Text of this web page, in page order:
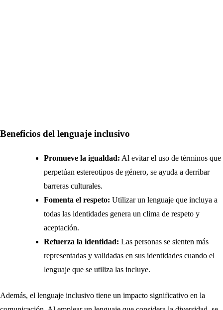
Beneficios del lenguaje inclusivo
Promueve la igualdad: Al evitar el uso de términos que
perpetúan estereotipos de género, se ayuda a derribar
barreras culturales.
Fomenta el respeto: Utilizar un lenguaje que incluya a
todas las identidades genera un clima de respeto y
aceptación.
Refuerza la identidad: Las personas se sienten más
representadas y validadas en sus identidades cuando el
lenguaje que se utiliza las incluye.
Además, el lenguaje inclusivo tiene un impacto significativo en la